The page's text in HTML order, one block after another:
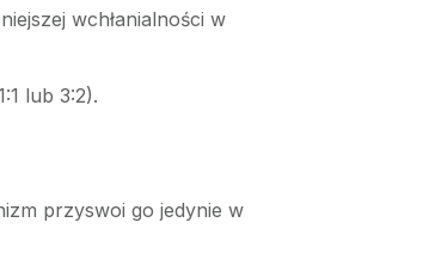
wchłanialności w
lub 3:2).
przyswoi go jedynie w